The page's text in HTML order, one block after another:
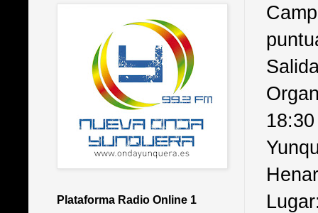
Plataforma Radio Online 1